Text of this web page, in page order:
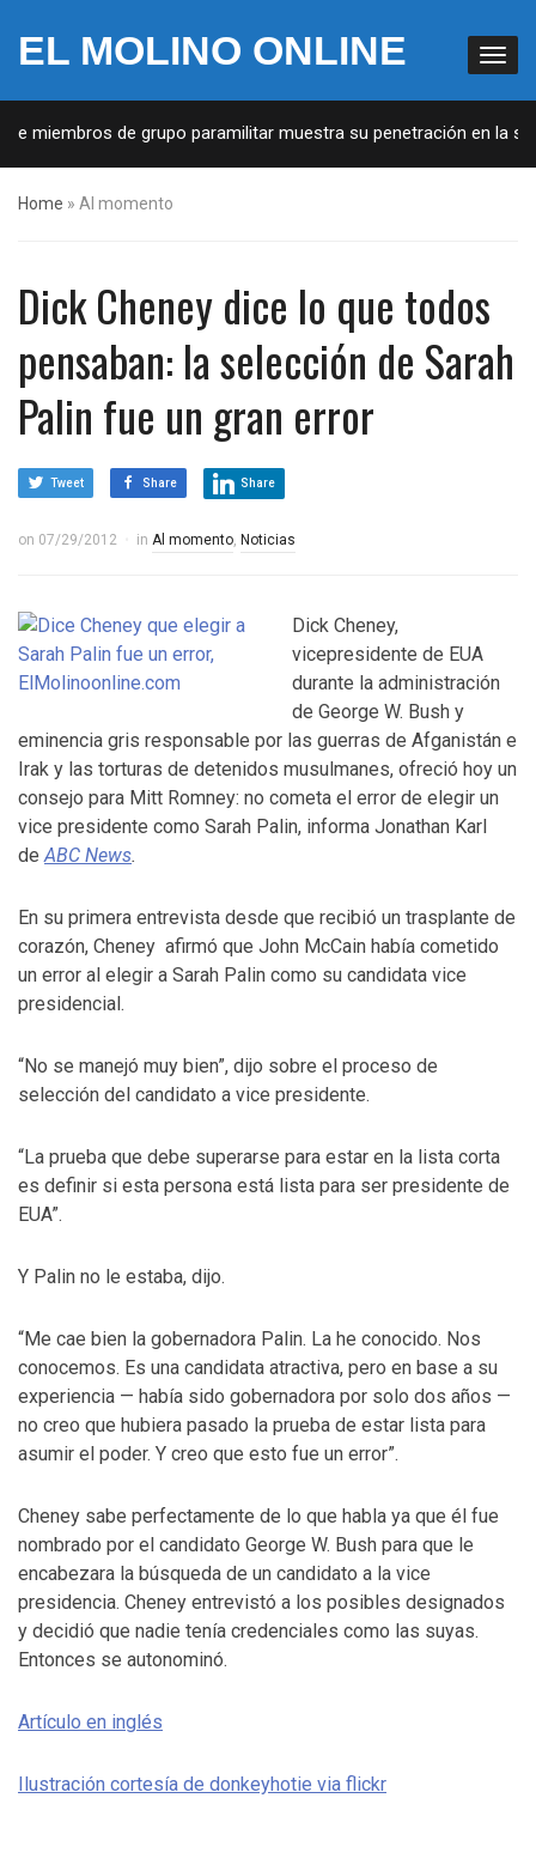
EL MOLINO ONLINE
miembros de grupo paramilitar muestra su penetración en la
Home » Al momento
Dick Cheney dice lo que todos
pensaban: la selección de Sarah
Palin fue un gran error
Tweet Share Share
on 07/29/2012 in Al momento, Noticias
Dick Cheney,
vicepresidente de EUA
durante la administración
de George W. Bush y
eminencia gris responsable por las guerras de Afganistán e
Irak y las torturas de detenidos musulmanes, ofreció hoy un
consejo para Mitt Romney: no cometa el error de elegir un
vice presidente como Sarah Palin, informa Jonathan Karl
deABC News.
En su primera entrevista desde que recibió un trasplante de
corazón, Cheney afirmó que John McCain había cometido
un error al elegir a Sarah Palin como su candidata vice
presidencial.
“No se manejó muy bien”, dijo sobre el proceso de
selección del candidato a vice presidente.
“La prueba que debe superarse para estar en la lista corta
es definir si esta persona está lista para ser presidente de
EUA”.
Y Palin no le estaba, dijo.
“Me cae bien la gobernadora Palin. La he conocido. Nos
conocemos. Es una candidata atractiva, pero en base a su
experiencia — había sido gobernadora por solo dos años —
no creo que hubiera pasado la prueba de estar lista para
asumir el poder. Y creo que esto fue un error”.
Cheney sabe perfectamente de lo que habla ya que él fue
nombrado por el candidato George W. Bush para que le
encabezara la búsqueda de un candidato a la vice
presidencia. Cheney entrevistó a los posibles designados
y decidió que nadie tenía credenciales como las suyas.
Entonces se autonominó.
Artículo en inglés
Ilustración cortesía de donkeyhotie via flickr